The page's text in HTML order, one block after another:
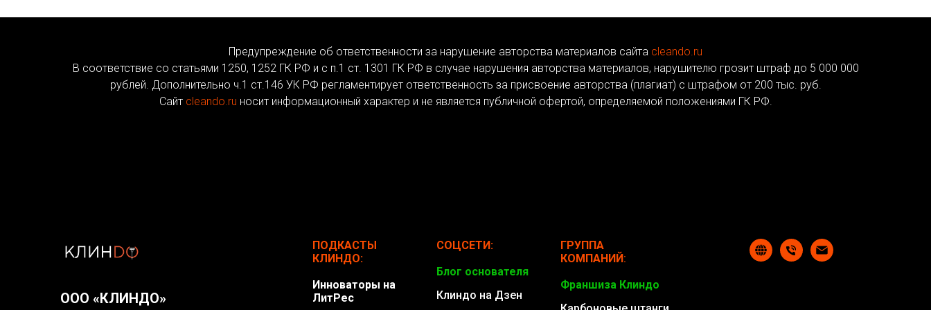
Предупреждение об ответственности за нарушение авторства материалов сайта cleando.ru
В соответствие со статьями 1250, 1252 ГК РФ и с п.1 ст. 1301 ГК РФ в случае нарушения авторства материалов, нарушителю грозит штраф до 5 000 000
рублей. Дополнительно ч.1 ст.146 УК РФ регламентирует ответственность за присвоение авторства (плагиат) с штрафом от 200 тыс. руб.
Сайт cleando.ru носит информационный характер и не является публичной офертой, определяемой положениями ГК РФ.
ООО «КЛИНДО»
ПОДКАСТЫ
КЛИНДО:
Инноваторы на
ЛитРес
СОЦСЕТИ:
Блог основателя
Клиндо на Дзен
ГРУППА
КОМПАНИЙ:
Франшиза Клиндо